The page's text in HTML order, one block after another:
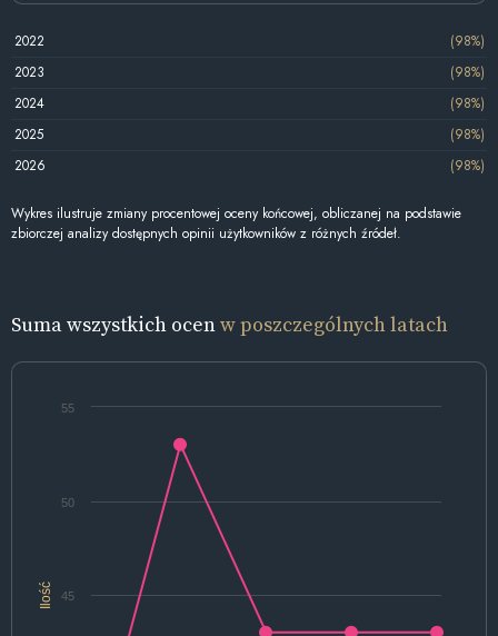
2022
(98%)
2023
(98%)
2024
(98%)
2025
(98%)
2026
(98%)
Wykres ilustruje zmiany procentowej oceny końcowej, obliczanej na podstawie
zbiorczej analizy dostępnych opinii użytkowników z różnych źródeł.
Suma wszystkich ocenw poszczególnych latach
Ilość 45
50
55